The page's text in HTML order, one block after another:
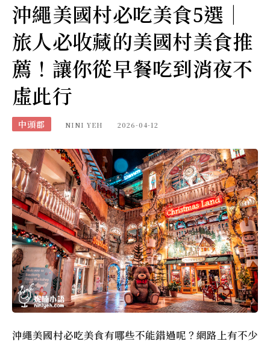
沖繩美國村必吃美食5選｜
旅人必收藏的美國村美食推
薦！讓你從早餐吃到消夜不
虛此行
中頭郡 NINI YEH 2026-04-12
沖繩美國村必吃美食有哪些不能錯過呢？網路上有不少